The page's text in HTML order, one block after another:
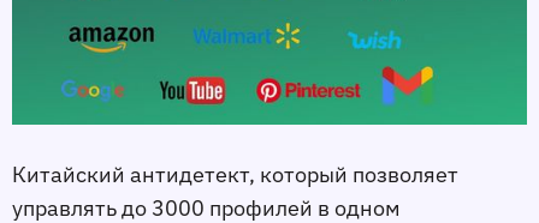
Китайский антидетект, который позволяет
управлять до 3000 профилей в одном